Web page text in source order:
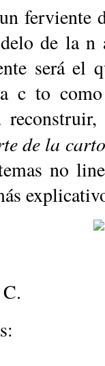
ferviente
de la n
será el
c to
de la
no